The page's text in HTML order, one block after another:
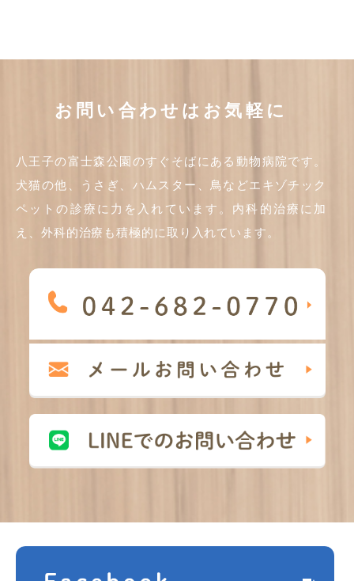
お問い合わせはお気軽に
八王子の富士森公園のすぐそばにある動物病院です。
犬猫の他、うさぎ、ハムスター、鳥などエキゾチック
ペットの診療に力を入れています。内科的治療に加
え、外科的治療も積極的に取り入れています。